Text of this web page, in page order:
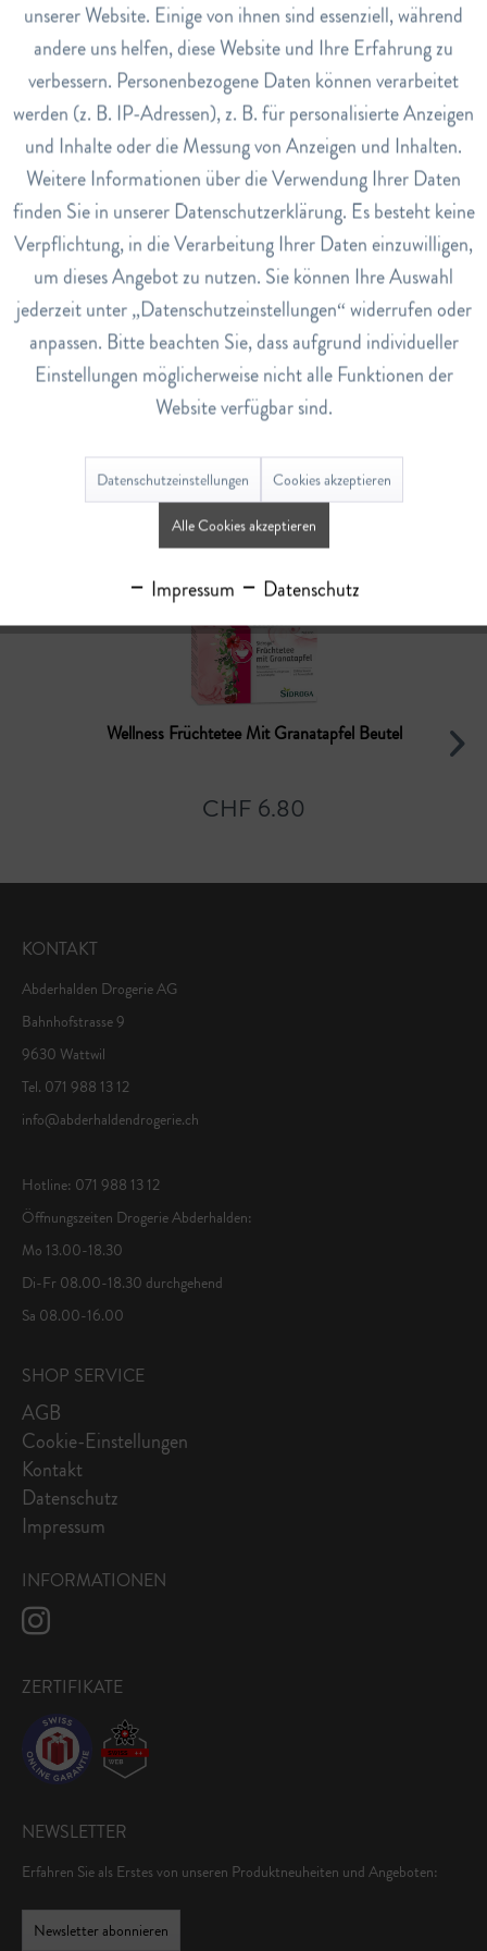
und lassen Sie ihn mindestens 5 Minuten ziehen.
Hinweise
Je länger Sie den Früchtetee ziehen lassen, desto
säuerlicher wird er im Geschmack.
Art.Nr.
7773339
EAN
7612102310241
Lagerbestand
0
Bewertungen
Wellness Früchtetee Mit Granatapfel Beutel
CHF 6.80
KONTAKT
Abderhalden Drogerie AG
Bahnhofstrasse 9
9630 Wattwil
Tel. 071 988 13 12
info@abderhaldendrogerie.ch
Hotline: 071 988 13 12
Öffnungszeiten Drogerie Abderhalden:
Mo 13.00-18.30
Di-Fr 08.00-18.30 durchgehend
Sa 08.00-16.00
SHOP SERVICE
AGB
Cookie-Einstellungen
Kontakt
Datenschutz
Impressum
INFORMATIONEN
ZERTIFIKATE
NEWSLETTER
Erfahren Sie als Erstes von unseren Produktneuheiten und Angeboten:
Newsletter abonnieren
Marketing Inaktiv
Tracking Inaktiv
Service Inaktiv
unserer Website. Einige von ihnen sind essenziell, während
andere uns helfen, diese Website und Ihre Erfahrung zu
verbessern. Personenbezogene Daten können verarbeitet
werden (z. B. IP-Adressen), z. B. für personalisierte Anzeigen
und Inhalte oder die Messung von Anzeigen und Inhalten.
Weitere Informationen über die Verwendung Ihrer Daten
finden Sie in unserer Datenschutzerklärung. Es besteht keine
Verpflichtung, in die Verarbeitung Ihrer Daten einzuwilligen,
um dieses Angebot zu nutzen. Sie können Ihre Auswahl
jederzeit unter „Datenschutzeinstellungen“ widerrufen oder
anpassen. Bitte beachten Sie, dass aufgrund individueller
Einstellungen möglicherweise nicht alle Funktionen der
Website verfügbar sind.
Datenschutzeinstellungen Cookies akzeptieren
Alle Cookies akzeptieren
Impressum Datenschutz